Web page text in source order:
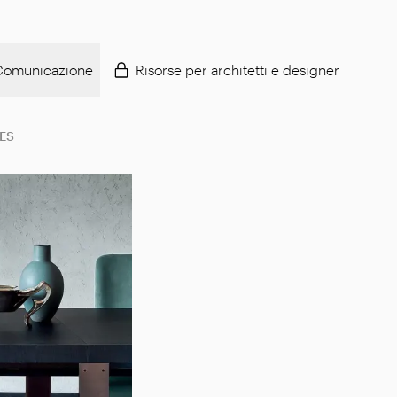
Risorse per architetti e designer